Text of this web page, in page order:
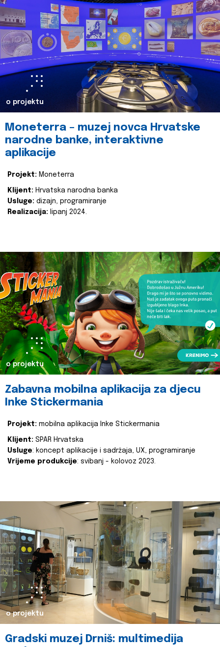
o projektu
Moneterra – muzej novca Hrvatske
narodne banke, interaktivne
aplikacije
Projekt: Moneterra
Klijent: Hrvatska narodna banka
Usluge: dizajn, programiranje
Realizacija: lipanj 2024.
o projektu
Zabavna mobilna aplikacija za djecu
Inke Stickermania
Projekt: mobilna aplikacija Inke Stickermania
Klijent: SPAR Hrvatska
Usluge: koncept aplikacije i sadržaja, UX, programiranje
Vrijeme produkcije: svibanj - kolovoz 2023.
o projektu
Gradski muzej Drniš: multimedija